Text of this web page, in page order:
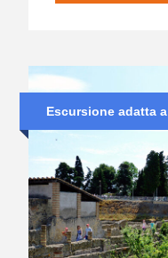
Escursione adatta